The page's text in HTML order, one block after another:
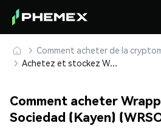
Comment acheter de la
Achetez et stockez Wrapped Real Sociedad (Kayen) (WRSO) en toute sécurité
Comment acheter
Sociedad (Kayen)